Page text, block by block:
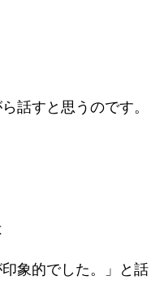
話すと思うのです。
象的でした。」と話